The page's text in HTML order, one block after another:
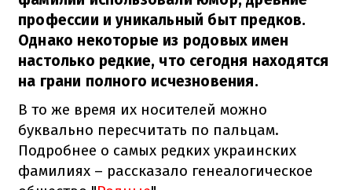
профессии и уникальный быт предков.
Однако некоторые из родовых имен
настолько редкие, что сегодня находятся
на грани полного исчезновения.
В то же время их носителей можно
буквально пересчитать по пальцам.
Подробнее о самых редких украинских
фамилиях – рассказало генеалогическое